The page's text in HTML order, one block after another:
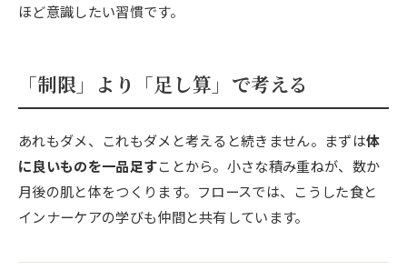
ほど意識したい習慣です。
「制限」より「足し算」で考える
あれもダメ、これもダメと考えると続きません。まずは体
に良いものを一品足すことから。小さな積み重ねが、数か
月後の肌と体をつくります。フロースでは、こうした食と
インナーケアの学びも仲間と共有しています。